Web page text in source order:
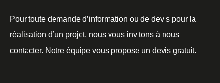
Pour toute demande d’information ou de devis pour la
réalisation d’un projet, nous vous invitons à nous
contacter. Notre équipe vous propose un devis gratuit.